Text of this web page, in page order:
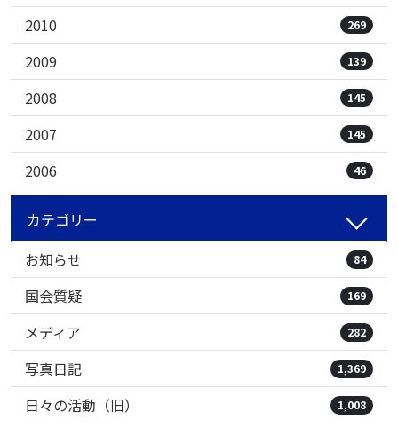
2010 269
2009 139
2008 145
2007 145
2006 46
カテゴリー
お知らせ
84
国会質疑 169
メディア 282
写真日記 1,369
日々の活動（旧） 1,008